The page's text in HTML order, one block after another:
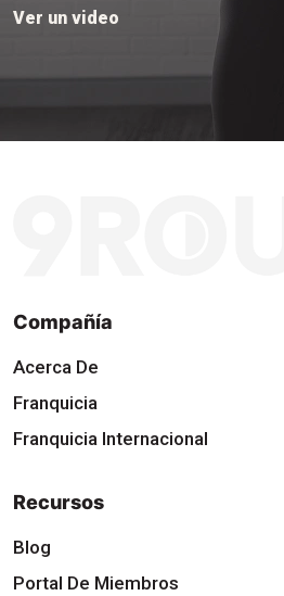
Ver un video
Compañía
Acerca De
Franquicia
Franquicia Internacional
Recursos
Blog
Portal De Miembros